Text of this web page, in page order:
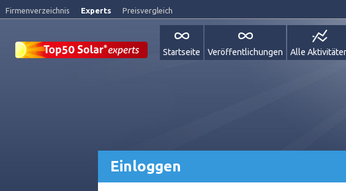
Firmenverzeichnis Experts Preisvergleich
Startseite Veröffentlichungen Alle
Einloggen